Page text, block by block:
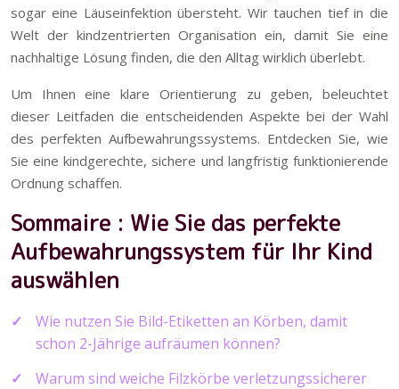
sogar eine Läuseinfektion übersteht. Wir tauchen tief in die
Welt der kindzentrierten Organisation ein, damit Sie eine
nachhaltige Lösung finden, die den Alltag wirklich überlebt.
Um Ihnen eine klare Orientierung zu geben, beleuchtet
dieser Leitfaden die entscheidenden Aspekte bei der Wahl
des perfekten Aufbewahrungssystems. Entdecken Sie, wie
Sie eine kindgerechte, sichere und langfristig funktionierende
Ordnung schaffen.
Sommaire : Wie Sie das perfekte
Aufbewahrungssystem für Ihr Kind
auswählen
Wie nutzen Sie Bild-Etiketten an Körben, damit
schon 2-Jährige aufräumen können?
Warum sind weiche Filzkörbe verletzungssicherer